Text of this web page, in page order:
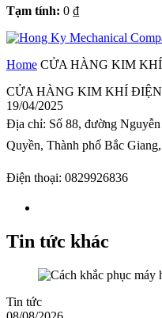
Tạm tính: 0 ₫
Home CỬA HÀNG KIM
CỬA HÀNG KIM KHÍ
19/04/2025
Địa chỉ: Số 88, đường
Quyền, Thành phố Bắc
Điện thoại: 0829926836
Tin tức khác
Tin tức